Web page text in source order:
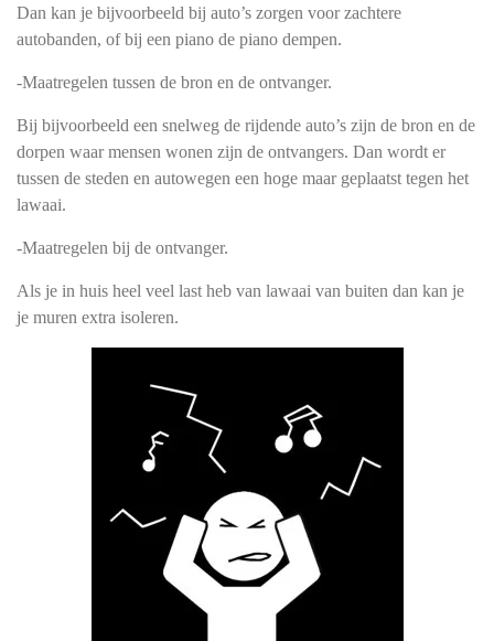
Dan kan je bijvoorbeeld bij auto’s zorgen voor zachtere
autobanden, of bij een piano de piano dempen.
-Maatregelen tussen de bron en de ontvanger.
Bij bijvoorbeeld een snelweg de rijdende auto’s zijn de bron en de
dorpen waar mensen wonen zijn de ontvangers. Dan wordt er
tussen de steden en autowegen een hoge maar geplaatst tegen het
lawaai.
-Maatregelen bij de ontvanger.
Als je in huis heel veel last heb van lawaai van buiten dan kan je
je muren extra isoleren.